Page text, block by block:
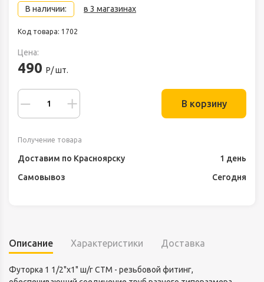
В наличии: в 3 магазинах
Код товара: 1702
Цена:
490 Р/ шт.
В корзину
Получение товара
Доставим по Красноярску
1 день
Самовывоз
Сегодня
Описание Характеристики Доставка
Футорка 1 1/2"x1" ш/г CTM - резьбовой фитинг,